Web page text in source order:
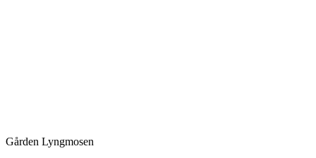
Gården Lyngmosen